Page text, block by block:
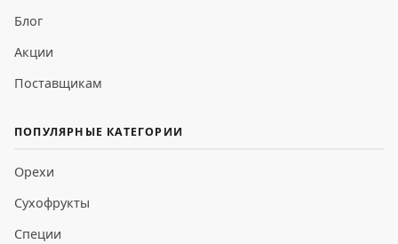
Блог
Акции
Поставщикам
ПОПУЛЯРНЫЕ КАТЕГОРИИ
Орехи
Сухофрукты
Специи